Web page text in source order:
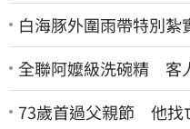
白海豚外圍雨帶特別
全聯阿嬤級洗碗精 客
73歲首過父親節 他找